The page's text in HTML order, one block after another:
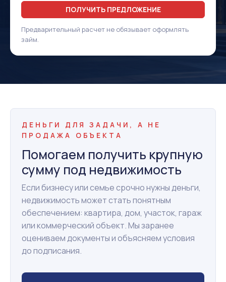
ПОЛУЧИТЬ ПРЕДЛОЖЕНИЕ
Предварительный расчет не обязывает оформлять
займ.
ДЕНЬГИ ДЛЯ ЗАДАЧИ, А НЕ
ПРОДАЖА ОБЪЕКТА
Помогаем получить крупную
сумму под недвижимость
Если бизнесу или семье срочно нужны деньги,
недвижимость может стать понятным
обеспечением: квартира, дом, участок, гараж
или коммерческий объект. Мы заранее
оцениваем документы и объясняем условия
до подписания.